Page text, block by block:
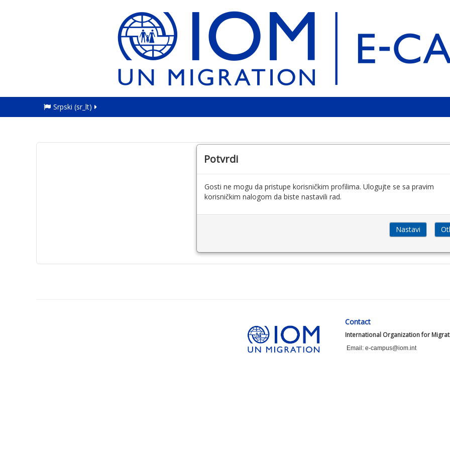
Srpski ‎(sr_lt)‎
Potvrdi
Gosti ne mogu da pristupe korisničkim profilima. Ulogujte se sa pravim
korisničkim nalogom da biste nastavili rad.
Contact
International Organization for
Email: e-campus@iom.int